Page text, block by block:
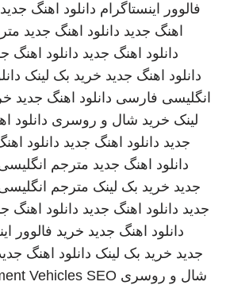
فالوور اینستاگرام دانلود اهنگ جدید
اهنگ جدید دانلود اهنگ جدید
دانلود اهنگ جدید دانلود اهنگ
دانلود اهنگ جدید خرید بک لینک
انگلیسی فارسی دانلود اهنگ جدید
لینک خرید شال و روسری دانلود
جدید دانلود اهنگ جدید دانلود
دانلود اهنگ جدید مترجم
جدید خرید بک لینک مترجم
جدید دانلود اهنگ جدید دانلود اهنگ
دانلود اهنگ جدید خرید فالوور
جدید خرید بک لینک دانلود اهنگ
شال و روسری
Vehicles SEO